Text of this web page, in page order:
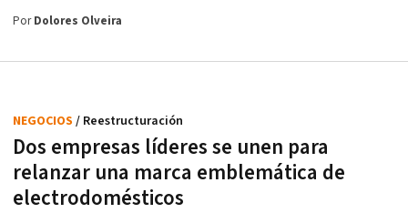
PorDolores Olveira
Dos empresas líderes se unen para
relanzar una marca emblemática de
electrodomésticos
NEGOCIOS / Reestructuración